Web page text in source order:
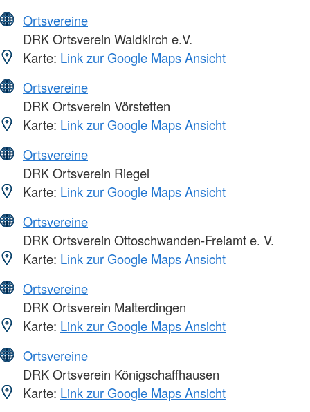
Ortsvereine
DRK Ortsverein Waldkirch e.V.
Karte: Link zur Google Maps Ansicht
Ortsvereine
DRK Ortsverein Vörstetten
Karte: Link zur Google Maps Ansicht
Ortsvereine
DRK Ortsverein Riegel
Karte: Link zur Google Maps Ansicht
Ortsvereine
DRK Ortsverein Ottoschwanden-Freiamt e. V.
Karte: Link zur Google Maps Ansicht
Ortsvereine
DRK Ortsverein Malterdingen
Karte: Link zur Google Maps Ansicht
Ortsvereine
DRK Ortsverein Königschaffhausen
Karte: Link zur Google Maps Ansicht